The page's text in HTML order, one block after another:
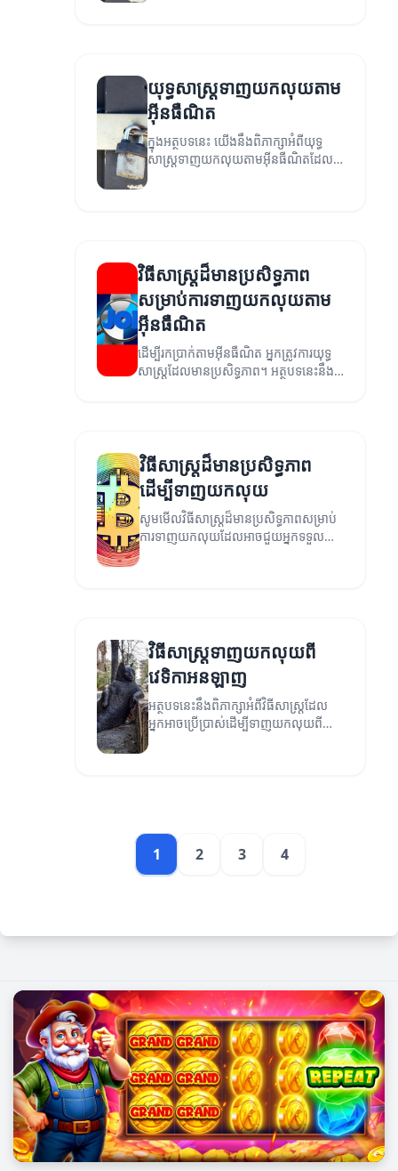
យុទ្ធសាស្ត្រទាញយកលុយតាម
អ៊ីនធឺណិត
ក្នុងអត្ថបទនេះ យើងនឹងពិភាក្សាអំពីយុទ្ធ
សាស្ត្រទាញយកលុយតាមអ៊ីនធឺណិតដែល
វិធីសាស្ត្រដ៏មានប្រសិទ្ធភាព
សម្រាប់ការទាញយកលុយតាម
អ៊ីនធឺណិត
ដើម្បីរកប្រាក់តាមអ៊ីនធឺណិត អ្នកត្រូវការយុទ្ធ
សាស្ត្រដែលមានប្រសិទ្ធភាព។ អត្ថបទនេះនឹង
វិធីសាស្ត្រដ៏មានប្រសិទ្ធភាព
ដើម្បីទាញយកលុយ
សូមមើលវិធីសាស្ត្រដ៏មានប្រសិទ្ធភាពសម្រាប់
ការទាញយកលុយដែលអាចជួយអ្នកទទួល
វិធីសាស្ត្រទាញយកលុយពី
វេទិកាអនឡាញ
អត្ថបទនេះនឹងពិភាក្សាអំពីវិធីសាស្ត្រដែល
អ្នកអាចប្រើប្រាស់ដើម្បីទាញយកលុយពី
1 2 3 4